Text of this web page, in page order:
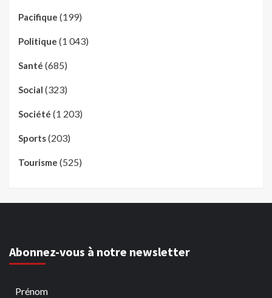
Pacifique (199)
Politique (1 043)
Santé (685)
Social (323)
Société (1 203)
Sports(203)
Tourisme (525)
Abonnez-vous à notre newsletter
Prénom